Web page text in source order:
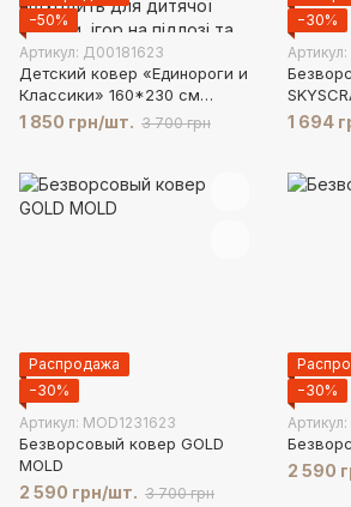
−50%
Артикул: Д00181623
Детский ковер «Единороги и
Классики» 160*230 см
(Уценка -60%)
1 850 грн/шт. 3 700 грн
−30%
1 694
Распродажа
−30%
Артикул: MOD1231623
Безворсовый ковер GOLD
MOLD
2 590 грн/шт. 3 700 грн
−30%
2 590